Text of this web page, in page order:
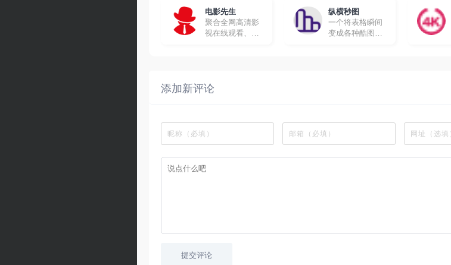
电影先生
聚合全网高清影
视在线观看、下
纵横秒图
一个将表格瞬间
变成各种酷图的
添加新评论
提交评论